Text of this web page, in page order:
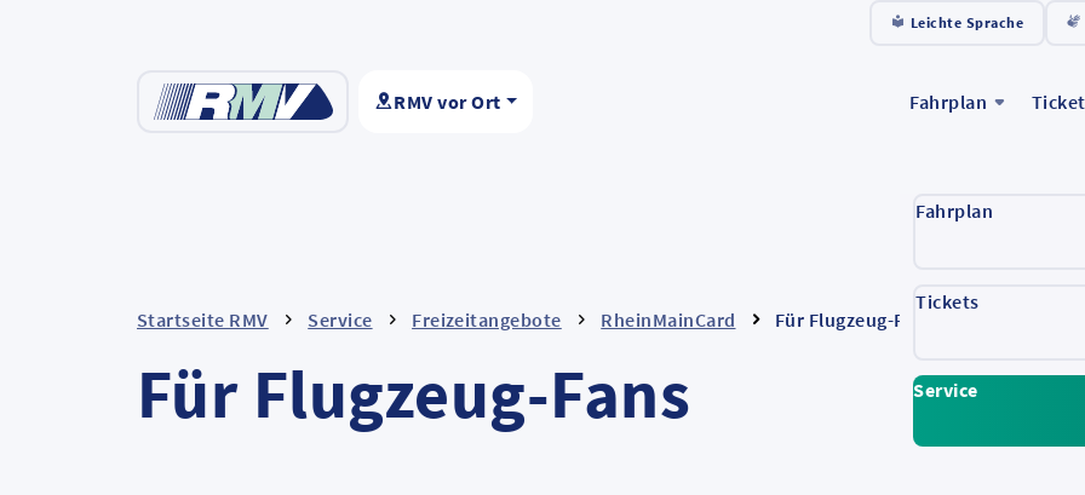
Leichte Sprache
RMV vor Ort
Fahrplan
Tickets
Service
Fahrplan
Startseite RMV Service Freizeitangebote RheinMainCard Für Flugzeug-Fans
Für Flugzeug-Fans